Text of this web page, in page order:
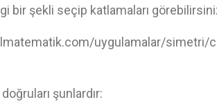
bir şekli seçip katlamaları
uygulamalar/simetri/
şunlardır: